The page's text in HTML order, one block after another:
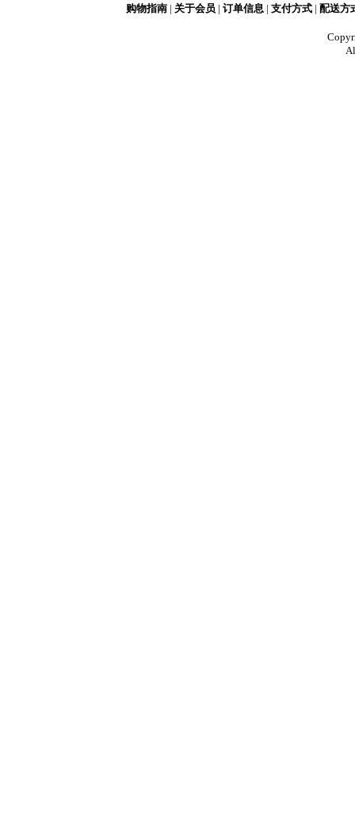
购物指南 | 关于会员 | 订单信息 | 支付方式 | 配送方